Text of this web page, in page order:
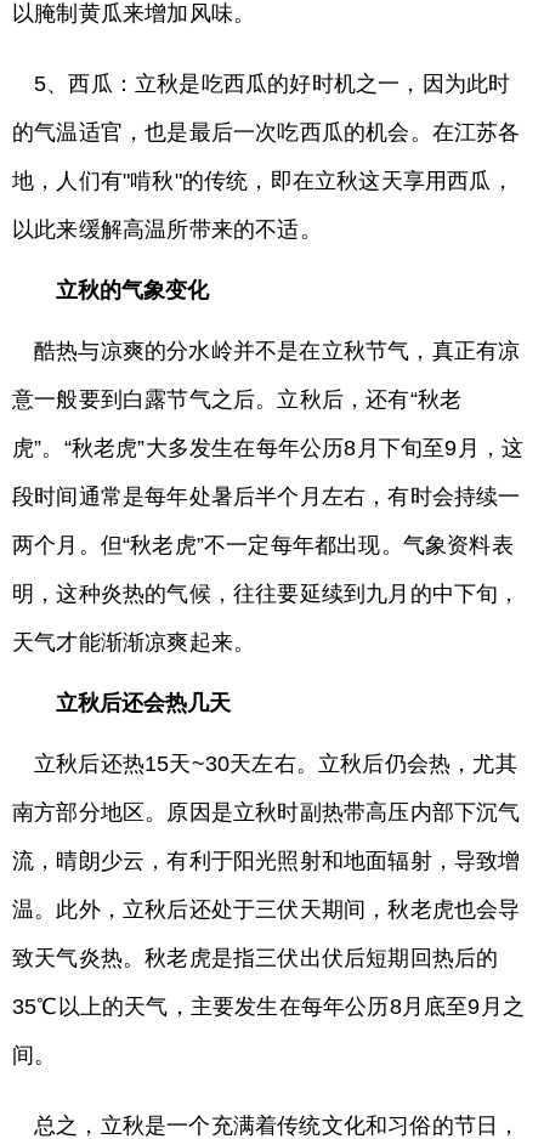
以腌制黄瓜来增加风味。
5、西瓜：立秋是吃西瓜的好时机之一，因为此时
的气温适官，也是最后一次吃西瓜的机会。在江苏各
地，人们有"啃秋"的传统，即在立秋这天享用西瓜，
以此来缓解高温所带来的不适。
立秋的气象变化
酷热与凉爽的分水岭并不是在立秋节气，真正有凉
意一般要到白露节气之后。立秋后，还有“秋老
虎”。“秋老虎”大多发生在每年公历8月下旬至9月，这
段时间通常是每年处暑后半个月左右，有时会持续一
两个月。但“秋老虎”不一定每年都出现。气象资料表
明，这种炎热的气候，往往要延续到九月的中下旬，
天气才能渐渐凉爽起来。
立秋后还会热几天
立秋后还热15天~30天左右。立秋后仍会热，尤其
南方部分地区。原因是立秋时副热带高压内部下沉气
流，晴朗少云，有利于阳光照射和地面辐射，导致增
温。此外，立秋后还处于三伏天期间，秋老虎也会导
致天气炎热。秋老虎是指三伏出伏后短期回热后的
35℃以上的天气，主要发生在每年公历8月底至9月之
间。
总之，立秋是一个充满着传统文化和习俗的节日，